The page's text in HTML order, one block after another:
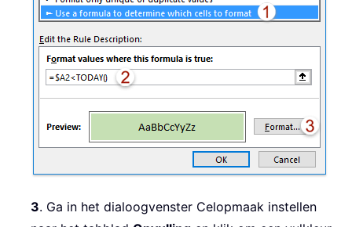
3. Ga in het dialoogvenster Celopmaak instellen